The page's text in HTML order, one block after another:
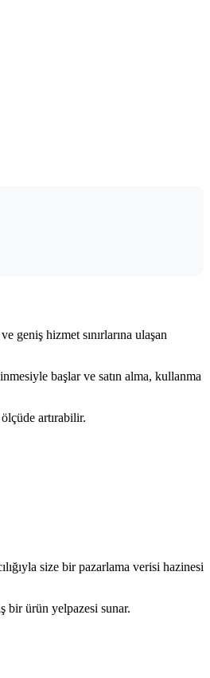
geniş hizmet sınırlarına ulaşan
başlar ve satın alma, kullanma
artırabilir.
size bir pazarlama verisi hazinesi
bir ürün yelpazesi sunar.